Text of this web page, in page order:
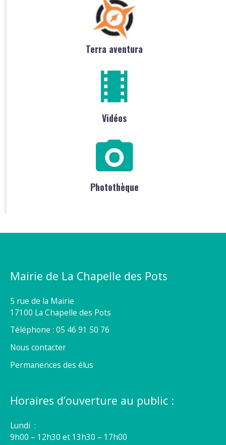
Terra aventura
Vidéos
Photothèque
Mairie de La Chapelle des Pots
5 rue de la Mairie
17100 La Chapelle des Pots
Téléphone : 05 46 91 50 76
Nous contacter
Permanences des élus
Horaires d’ouverture au public :
Lundi :
9h00 – 12h30 et 13h30 – 17h00